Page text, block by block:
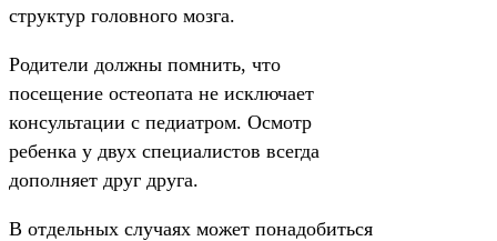
структур головного мозга.
Родители должны помнить, что
посещение остеопата не исключает
консультации с педиатром. Осмотр
ребенка у двух специалистов всегда
дополняет друг друга.
В отдельных случаях может понадобиться